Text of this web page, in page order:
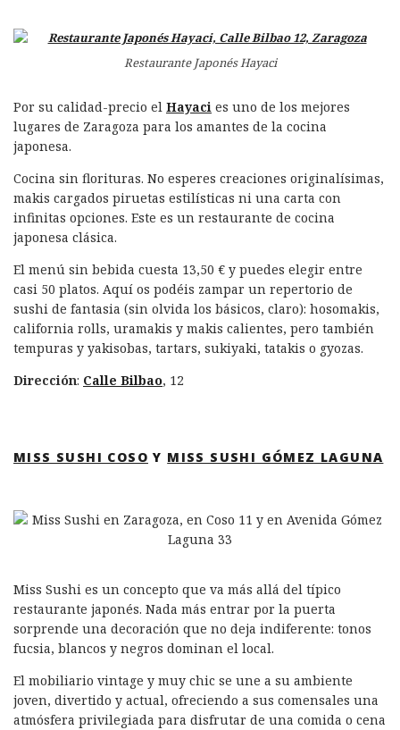
Restaurante Japonés Hayaci
Por su calidad-precio el Hayaci es uno de los mejores
lugares de Zaragoza para los amantes de la cocina
japonesa.
Cocina sin florituras. No esperes creaciones originalísimas,
makis cargados piruetas estilísticas ni una carta con
infinitas opciones. Este es un restaurante de cocina
japonesa clásica.
El menú sin bebida cuesta 13,50 € y puedes elegir entre
casi 50 platos. Aquí os podéis zampar un repertorio de
sushi de fantasia (sin olvida los básicos, claro): hosomakis,
california rolls, uramakis y makis calientes, pero también
tempuras y yakisobas, tartars, sukiyaki, tatakis o gyozas.
Dirección: Calle Bilbao, 12
MISS SUSHI COSO Y MISS SUSHI GÓMEZ LAGUNA
Miss Sushi es un concepto que va más allá del típico
restaurante japonés. Nada más entrar por la puerta
sorprende una decoración que no deja indiferente: tonos
fucsia, blancos y negros dominan el local.
El mobiliario vintage y muy chic se une a su ambiente
joven, divertido y actual, ofreciendo a sus comensales una
atmósfera privilegiada para disfrutar de una comida o cena